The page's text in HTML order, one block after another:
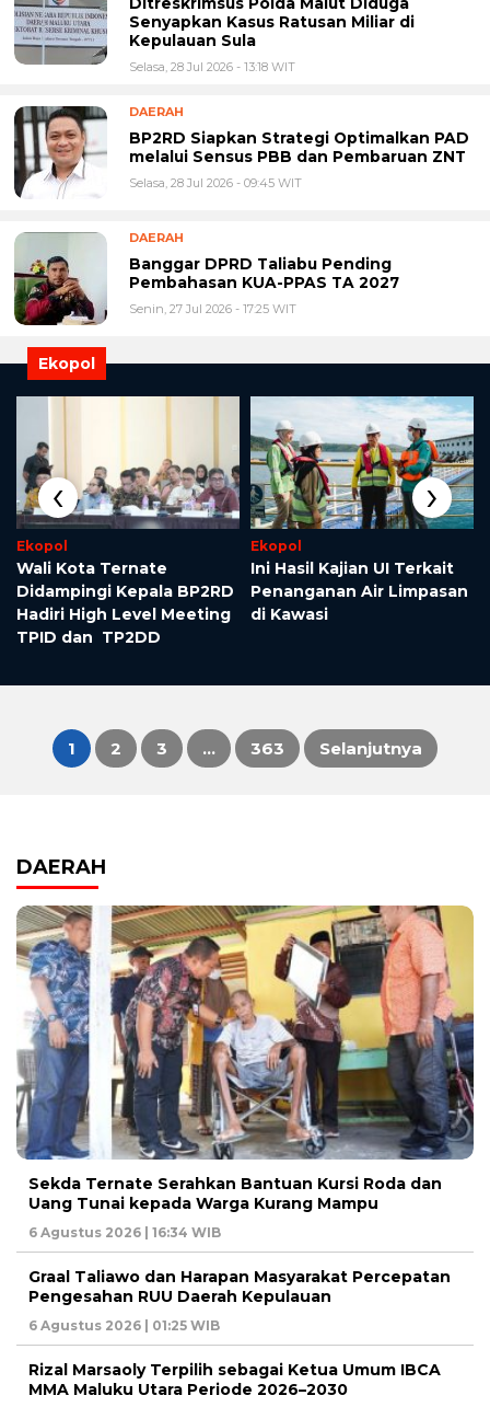
Senyapkan Kasus Ratusan Miliar di
Kepulauan Sula
Selasa, 28 Jul 2026 - 13:18 WIT
DAERAH
BP2RD Siapkan Strategi Optimalkan PAD
melalui Sensus PBB dan Pembaruan ZNT
Selasa, 28 Jul 2026 - 09:45 WIT
DAERAH
Banggar DPRD Taliabu Pending
Pembahasan KUA-PPAS TA 2027
Senin, 27 Jul 2026 - 17:25 WIT
Ekopol
Ekopol
Wali Kota Ternate
Didampingi Kepala BP2RD
Hadiri High Level Meeting
TPID dan TP2DD
Ekopol
Ini Hasil Kajian UI Terkait
Penanganan Air Limpasan
di Kawasi
‹ ›
Paginasi
1 2 3 … 363 Selanjutnya
DAERAH
Sekda Ternate Serahkan Bantuan Kursi Roda dan
Uang Tunai kepada Warga Kurang Mampu
6 Agustus 2026 | 16:34 WIB
Graal Taliawo dan Harapan Masyarakat Percepatan
Pengesahan RUU Daerah Kepulauan
6 Agustus 2026 | 01:25 WIB
Rizal Marsaoly Terpilih sebagai Ketua Umum IBCA
MMA Maluku Utara Periode 2026–2030